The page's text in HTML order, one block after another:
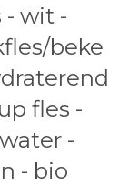
- wit -
beke
fles -
-
- bio